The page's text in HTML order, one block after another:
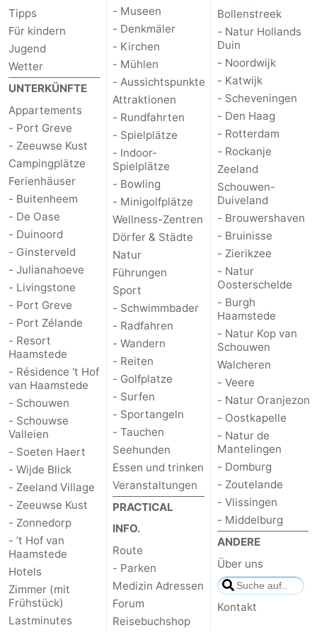
trinken
Praktisch
Forum
Route
Parken
Reisebuchshop
Medizin
Adressen
Region
Südholland
Leiden
Bollenstreek
-
Natur
Hollands
Duin
-
Noordwijk
-
Katwijk
-
Scheveningen
-
Den
Haag
-
Rotterdam
Rockanje
Zeeland
Schouwen-
Tipps
Für kindern
Jugend
Wetter
UNTERKÜNFTE
Appartements
- Port Greve
- Zeeuwse Kust
Campingplätze
Ferienhäuser
- Buitenheem
- De Oase
- Duinoord
- Ginsterveld
- Julianahoeve
- Livingstone
- Port Greve
- Port Zélande
- Resort
Haamstede
- Résidence 't Hof
van Haamstede
- Schouwen
- Schouwse
Valleien
- Soeten Haert
- Wijde Blick
- Zeeland Village
- Zeeuwse Kust
- Zonnedorp
- ’t Hof van
Haamstede
Hotels
Zimmer (mit
Frühstück)
Lastminutes
- Museen
- Denkmäler
- Kirchen
- Mühlen
- Aussichtspunkte
Attraktionen
- Rundfahrten
- Spielplätze
- Indoor-
Spielplätze
- Bowling
- Minigolfplätze
Wellness-Zentren
Dörfer & Städte
Natur
Führungen
Sport
- Schwimmbader
- Radfahren
- Wandern
- Reiten
- Golfplatze
- Surfen
- Sportangeln
- Tauchen
Seehunden
Essen und trinken
Veranstaltungen
PRACTICAL
INFO.
Route
- Parken
Medizin Adressen
Forum
Reisebuchshop
Bollenstreek
- Natur Hollands
Duin
- Noordwijk
- Katwijk
- Scheveningen
- Den Haag
- Rotterdam
- Rockanje
Zeeland
Schouwen-
Duiveland
- Brouwershaven
- Bruinisse
- Zierikzee
- Natur
Oosterschelde
- Burgh
Haamstede
- Natur Kop van
Schouwen
Walcheren
- Veere
- Natur Oranjezon
- Oostkapelle
- Natur de
Mantelingen
- Domburg
- Zoutelande
- Vlissingen
- Middelburg
ANDERE
Über uns
Kontakt